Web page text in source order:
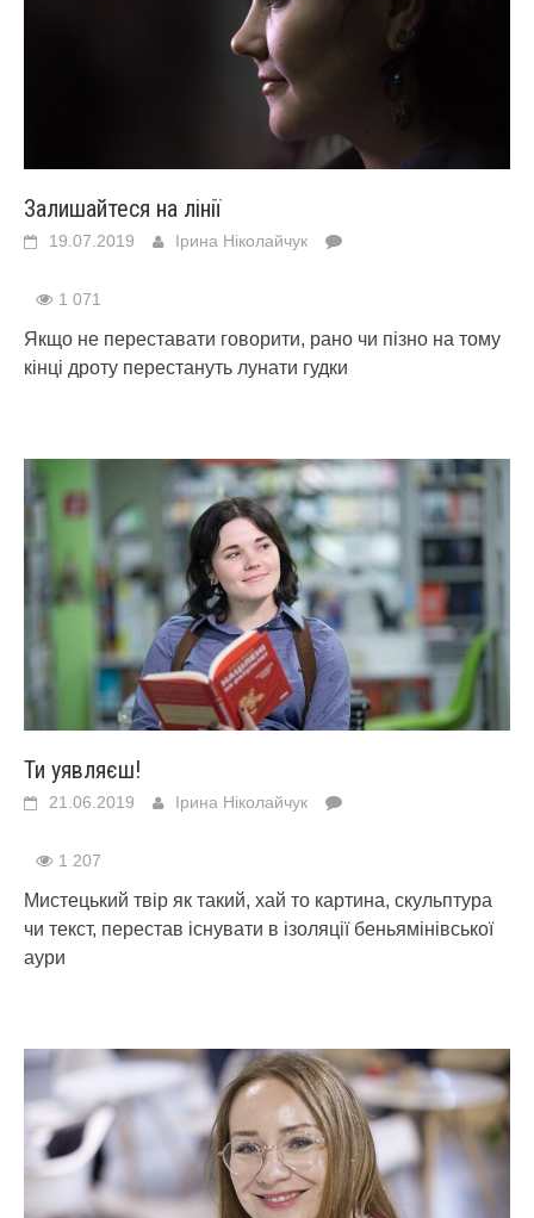
Залишайтеся на лінії
19.07.2019 Ірина Ніколайчук
1 071
Якщо не переставати говорити, рано чи пізно на тому
кінці дроту перестануть лунати гудки
Ти уявляєш!
21.06.2019 Ірина Ніколайчук
1 207
Мистецький твір як такий, хай то картина, скульптура
чи текст, перестав існувати в ізоляції беньямінівської
аури